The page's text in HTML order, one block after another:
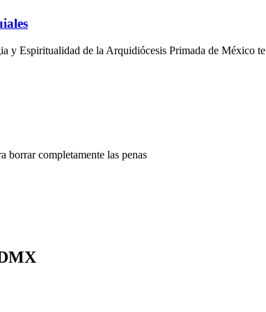
y Espiritualidad de la Arquidiócesis Primada de México te
completamente las penas